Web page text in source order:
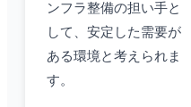
ンフラ整備の担い手と
して、安定した需要が
ある環境と考えられま
す。